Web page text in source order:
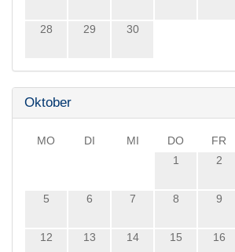
28 29 30
Oktober
MO DI MI DO FR
1
2
5 6 7 8 9
12 13 14 15 16